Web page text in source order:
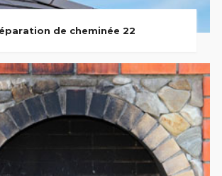
de cheminée 22